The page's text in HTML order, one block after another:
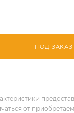
ПОД ЗАКАЗ
от